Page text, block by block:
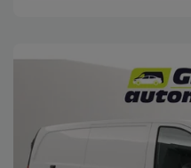
Bekijk deze auto